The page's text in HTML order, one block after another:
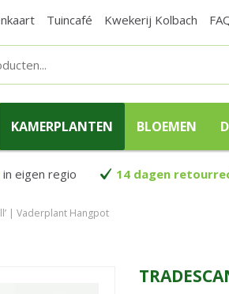
| Vaderplant Hangpot
Tuincafé Kwekerij Kolbach
KAMERPLANTEN BLOEMEN
in eigen regio 14 dagen